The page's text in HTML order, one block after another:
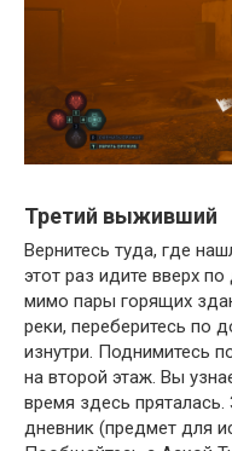
Третий выживший
Вернитесь туда, где
этот раз идите вверх
мимо пары горящих
реки, переберитесь по
изнутри. Поднимитесь
на второй этаж. Вы
время здесь
дневник (предмет для